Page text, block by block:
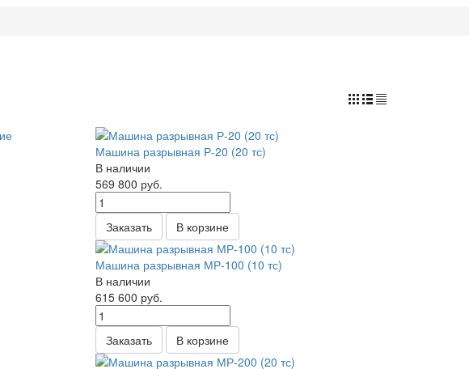
Машина разрывная Р-20 (20 тс)
В наличии
569 800 руб.
Заказать В корзине
Машина разрывная МР-100 (10 тс)
В наличии
615 600 руб.
Заказать В корзине